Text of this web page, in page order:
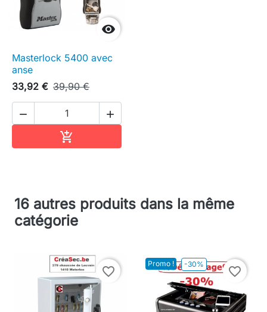

Masterlock 5400 avec
anse
33,92 € 39,90 €
 

16 autres produits dans la même
catégorie
favorite_border
Promo ! -30%
favorite_border